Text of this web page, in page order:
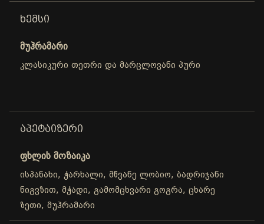
ᲮᲔᲛᲡᲘ
მუჰრამარი
კლასიკური თეთრი და მარცლოვანი პური
ᲐᲞᲔᲢᲐᲘᲖᲔᲠᲘ
ფხლის მოზაიკა
ისპანახი, ჭარხალი, მწვანე ლობიო, ბადრიჯანი
ნიგვზით, მჭადი, გამომცხვარი გოგრა, ცხარე
ზეთი, მუჰრამარი